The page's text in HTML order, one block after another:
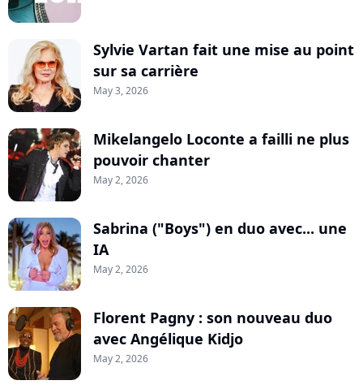
Sylvie Vartan fait une mise au point
sur sa carrière
May 3, 2026
Mikelangelo Loconte a failli ne plus
pouvoir chanter
May 2, 2026
Sabrina ("Boys") en duo avec... une
IA
May 2, 2026
Florent Pagny : son nouveau duo
avec Angélique Kidjo
May 2, 2026